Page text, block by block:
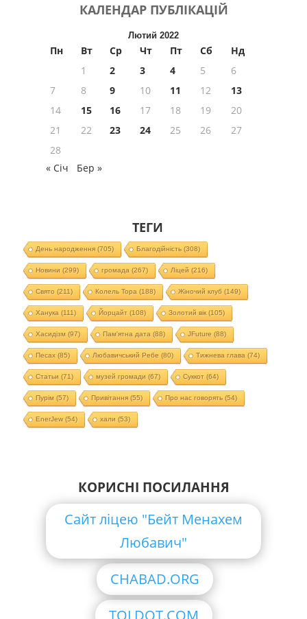
КАЛЕНДАР ПУБЛІКАЦІЙ
Лютий 2022
Пн Вт Ср Чт Пт Сб
Нд
1
2 3 4 5
6
7
8 9 10 11 12
13
14
15 16 17 18 19
20
21
22 23 24 25 26
27
28
« Січ
Бер »
ТЕГИ
День народження(705) Благодійність (308)
Новини (299) громада (267) Ліцей (216)
Свято (211) Колель Тора (188) Жіночий клуб (149)
Ханука (111) Йорцайт (108) Золотий вік(105)
Хасидізм (97) Пам'ятна дата (88) JFuture (88)
Песах(85) Любавичський Ребе (80) Тижнева глава (74)
Статьи (71) музей громади (67) Суккот (64)
Пурім (57) Привітання(55) Про нас говорять (54)
EnerJew(54) хали (53)
КОРИСНІ ПОСИЛАННЯ
Сайт ліцею "Бейт Менахем
Любавич"
CHABAD.ORG
TOLDOT.COM